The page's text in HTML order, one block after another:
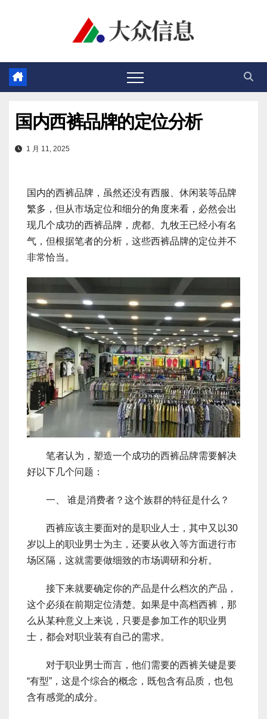
容
国内西裤品牌的定位分析
1 月 11, 2025
国内的西裤品牌，虽然还没有西服、休闲装等品牌
繁多，但从市场定位和细分的角度来看，必然会出
现几个成功的西裤品牌，虎都、九牧王已经小有名
气，但根据笔者的分析，这些西裤品牌的定位并不
非常恰当。
笔者认为，塑造一个成功的西裤品牌需要解决
好以下几个问题：
一、 谁是消费者？这个族群的特征是什么？
西裤应该主要面对的是职业人士，其中又以30
岁以上的职业男士为主，还要从收入等方面进行市
场区隔，这就需要做细致的市场调研和分析。
接下来就要确定你的产品是什么档次的产品，
这个必须在前期定位清楚。如果是中高档西裤，那
么从某种意义上来说，只要是参加工作的职业男
士，都会对职业装有自己的需求。
对于职业男士而言，他们需要的西裤关键是要
“有型”，这是个综合的概念，既包含有品质，也包
含有感觉的成分。